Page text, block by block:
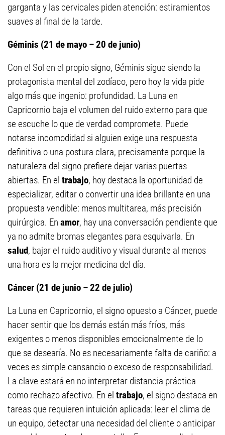
garganta y las cervicales piden atención: estiramientos
suaves al final de la tarde.
Géminis (21 de mayo – 20 de junio)
Con el Sol en el propio signo, Géminis sigue siendo la
protagonista mental del zodíaco, pero hoy la vida pide
algo más que ingenio: profundidad. La Luna en
Capricornio baja el volumen del ruido externo para que
se escuche lo que de verdad compromete. Puede
notarse incomodidad si alguien exige una respuesta
definitiva o una postura clara, precisamente porque la
naturaleza del signo prefiere dejar varias puertas
abiertas. En el trabajo, hoy destaca la oportunidad de
especializar, editar o convertir una idea brillante en una
propuesta vendible: menos multitarea, más precisión
quirúrgica. En amor, hay una conversación pendiente que
ya no admite bromas elegantes para esquivarla. En
salud, bajar el ruido auditivo y visual durante al menos
una hora es la mejor medicina del día.
Cáncer (21 de junio – 22 de julio)
La Luna en Capricornio, el signo opuesto a Cáncer, puede
hacer sentir que los demás están más fríos, más
exigentes o menos disponibles emocionalmente de lo
que se desearía. No es necesariamente falta de cariño: a
veces es simple cansancio o exceso de responsabilidad.
La clave estará en no interpretar distancia práctica
como rechazo afectivo. En el trabajo, el signo destaca en
tareas que requieren intuición aplicada: leer el clima de
un equipo, detectar una necesidad del cliente o anticipar